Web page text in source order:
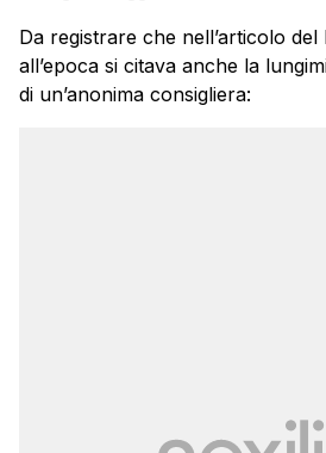
Da registrare che nell’articolo del
all’epoca si citava anche la
di un’anonima consigliera: